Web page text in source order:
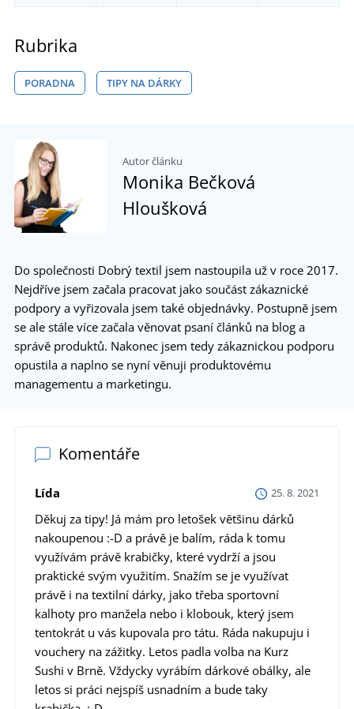
Rubrika
PORADNA TIPY NA DÁRKY
Autor článku
Monika Bečková
Hloušková
Do společnosti Dobrý textil jsem nastoupila už v roce 2017.
Nejdříve jsem začala pracovat jako součást zákaznické
podpory a vyřizovala jsem také objednávky. Postupně jsem
se ale stále více začala věnovat psaní článků na blog a
správě produktů. Nakonec jsem tedy zákaznickou podporu
opustila a naplno se nyní věnuji produktovému
managementu a marketingu.
Komentáře
Lída 25. 8. 2021
Děkuj za tipy! Já mám pro letošek většinu dárků
nakoupenou :-D a právě je balím, ráda k tomu
využívám právě krabičky, které vydrží a jsou
praktické svým využitím. Snažím se je využívat
právě i na textilní dárky, jako třeba sportovní
kalhoty pro manžela nebo i klobouk, který jsem
tentokrát u vás kupovala pro tátu. Ráda nakupuju i
vouchery na zážitky. Letos padla volba na Kurz
Sushi v Brně. Vždycky vyrábím dárkové obálky, ale
letos si práci nejspíš usnadním a bude taky